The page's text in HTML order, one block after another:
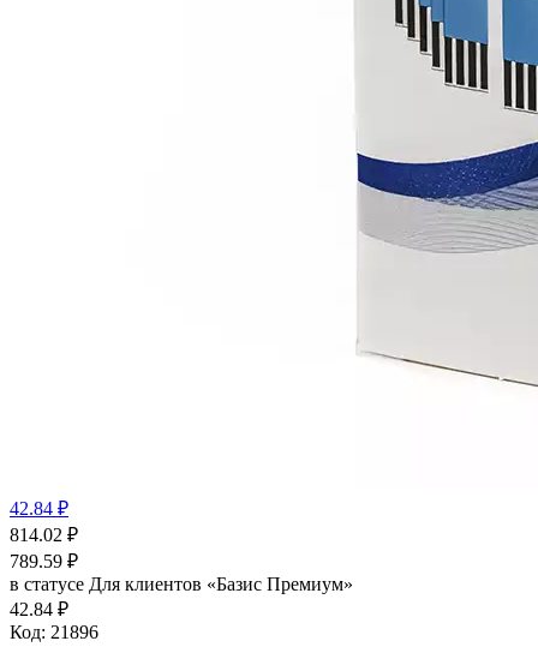
42.84 ₽
814.02 ₽
789.59 ₽
в статусе Для клиентов «Базис Премиум»
42.84 ₽
Код: 21896